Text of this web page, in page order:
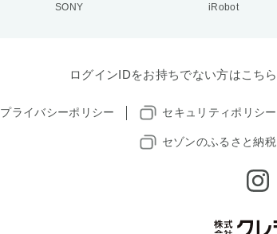
SONY iRobot
ログインIDをお持ちでない方はこちら
プライバシーポリシー セキュリティポリシー
セゾンのふるさと納税